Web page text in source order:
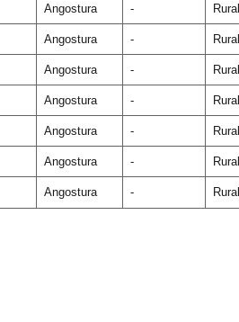
Angostura - Rural
Angostura - Rural
Angostura - Rural
Angostura - Rural
Angostura - Rural
Angostura - Rural
Angostura - Rural